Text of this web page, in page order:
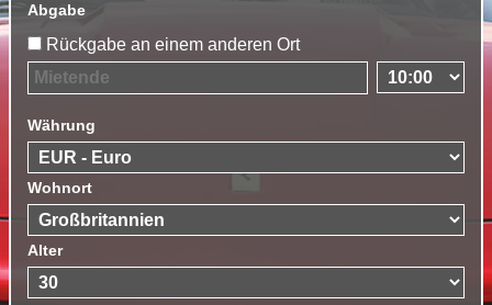
Abgabe
Rückgabe an einem anderen Ort
Währung
Wohnort
Alter